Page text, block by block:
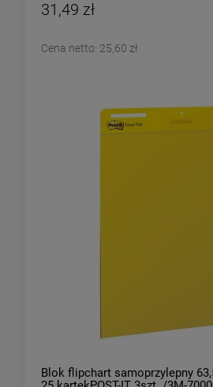
31,49 zł
Cena netto: 25,60 zł
Blok flipchart samoprzylepny